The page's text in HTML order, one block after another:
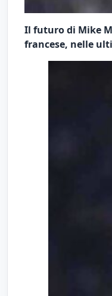
Il futuro di Mike
francese, nelle